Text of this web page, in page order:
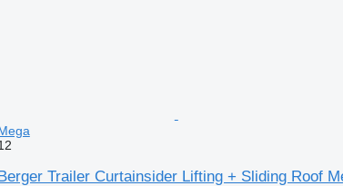
Trailer Curtainsider Lifting + Sliding Roof